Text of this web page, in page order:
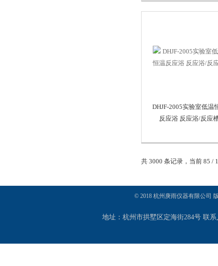
DHJF-2005实验室低温
反应浴 反应浴/反应
共 3000 条记录，当前 85 /
© 2018 杭州庚雨仪器有限公司
地址：杭州市拱墅区定海街284号 联